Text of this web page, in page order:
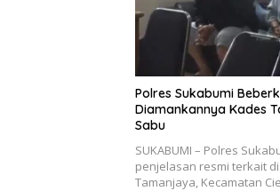
Polres Sukabumi
Diamankannya Kades
Sabu
SUKABUMI – Polres
penjelasan resmi terkait
Tamanjaya, Kecamatan